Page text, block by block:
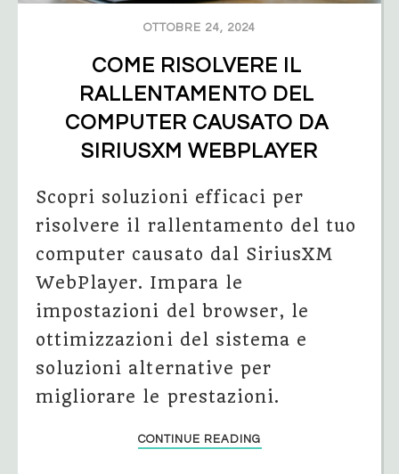
OTTOBRE 24, 2024
COME RISOLVERE IL
RALLENTAMENTO DEL
COMPUTER CAUSATO DA
SIRIUSXM WEBPLAYER
Scopri soluzioni efficaci per
risolvere il rallentamento del tuo
computer causato dal SiriusXM
WebPlayer. Impara le
impostazioni del browser, le
ottimizzazioni del sistema e
soluzioni alternative per
migliorare le prestazioni.
CONTINUE READING